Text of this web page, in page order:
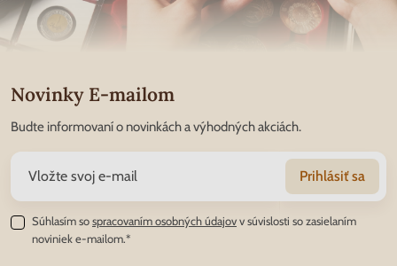
Novinky E-mailom
Budte informovaní o novinkách a výhodných akciách.
Prihlásiť sa
Súhlasím sospracovaním osobných údajovv súvislosti so zasielaním
noviniek e-mailom.*